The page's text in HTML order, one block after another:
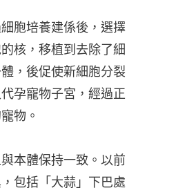
胞培養建係後，選擇
核，移植到去除了細
，後促使新細胞分裂
孕寵物子宮，經過正
物。
本體保持一致。以前
包括「大蒜」下巴處